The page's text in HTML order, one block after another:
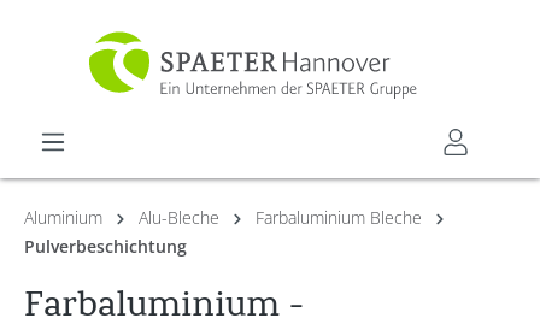
springen
Aluminium Alu-Bleche
Farbaluminium Bleche
Pulverbeschichtung
Farbaluminium -